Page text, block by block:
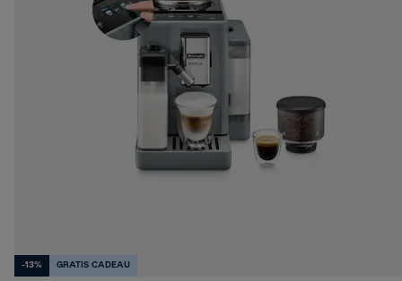
-13% GRATIS CADEAU